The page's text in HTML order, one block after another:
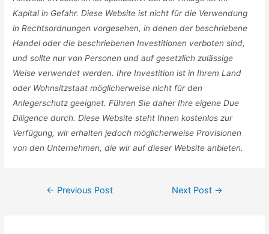
Kapital in Gefahr. Diese Website ist nicht für die Verwendung
in Rechtsordnungen vorgesehen, in denen der beschriebene
Handel oder die beschriebenen Investitionen verboten sind,
und sollte nur von Personen und auf gesetzlich zulässige
Weise verwendet werden. Ihre Investition ist in Ihrem Land
oder Wohnsitzstaat möglicherweise nicht für den
Anlegerschutz geeignet. Führen Sie daher Ihre eigene Due
Diligence durch. Diese Website steht Ihnen kostenlos zur
Verfügung, wir erhalten jedoch möglicherweise Provisionen
von den Unternehmen, die wir auf dieser Website anbieten.
Post← Previous Post Next Post →